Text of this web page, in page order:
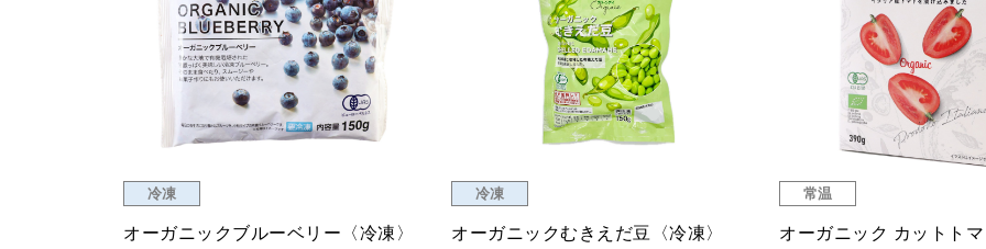
冷凍
トップバリュＧＥ オーガニックき
常温
オーガニック ホールトマト 缶
常温
オーガニック カット